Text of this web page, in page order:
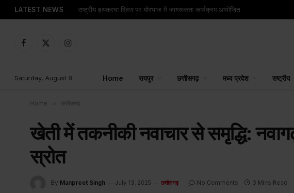
LATEST NEWS
Facebook
X
Instagram
Saturday, August 8 Home रायपुर छत्तीसगढ़ मध्य प्रदेश राष्ट्रीय
Home छत्तीसगढ़
खेती में तकनीकी नवाचार से समृद्धि:
स्रोत
By Manpreet Singh July 13, 2025 छत्तीसगढ़ No Comments 3 Mins Read